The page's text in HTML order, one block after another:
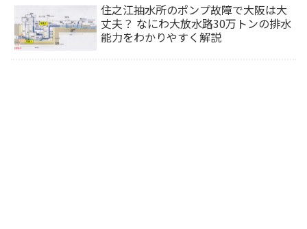
住之江抽水所のポンプ故障で大阪は大
丈夫？ なにわ大放水路30万トンの排水
能力をわかりやすく解説